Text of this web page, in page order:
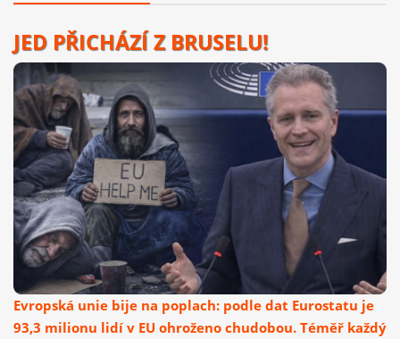
JED PŘICHÁZÍ Z BRUSELU!
Evropská unie bije na poplach: podle dat Eurostatu je
93,3 milionu lidí v EU ohroženo chudobou. Téměř každý